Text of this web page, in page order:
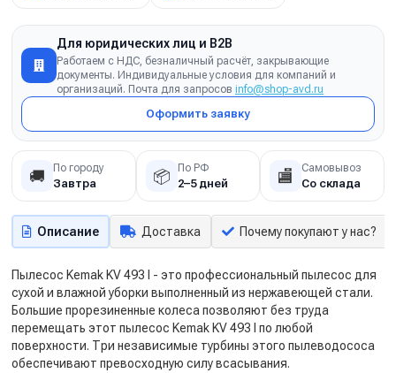
Для юридических лиц и B2B
Работаем с НДС, безналичный расчёт, закрывающие
документы. Индивидуальные условия для компаний и
организаций. Почта для запросов info@shop-avd.ru
Оформить заявку
🚚 По городу
Завтра 📦 По РФ
2–5 дней 🏬 Самовывоз
Со склада
Описание Доставка Почему покупают у нас?
Пылесос Kemak KV 493 I - это профессиональный пылесос для
сухой и влажной уборки выполненный из нержавеющей стали.
Большие прорезиненные колеса позволяют без труда
перемещать этот пылесос Kemak KV 493 I по любой
поверхности. Три независимые турбины этого пылеводососа
обеспечивают превосходную силу всасывания.